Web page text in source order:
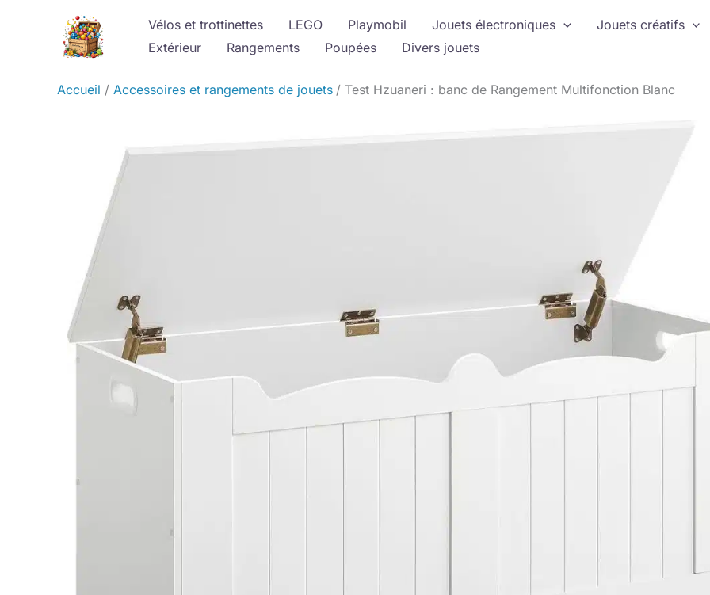
Vélos et trottinettes LEGO Playmobil Jouets électroniques Jouets créatifs
Extérieur
Rangements Poupées Divers jouets
Accueil Accessoires et rangements de jouets Test Hzuaneri : banc de Rangement Multifonction Blanc